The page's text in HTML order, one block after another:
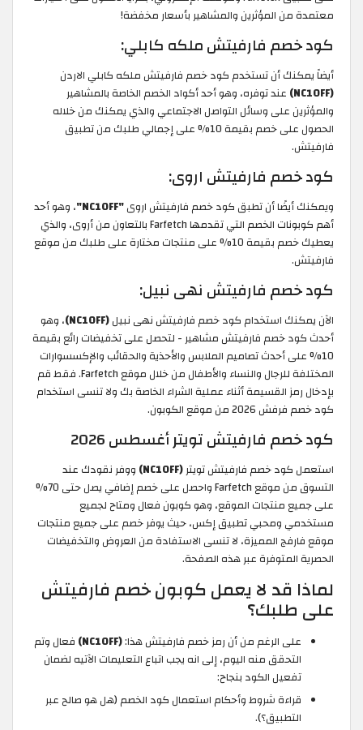
معتمدة من المؤثرين والمشاهير بأسعار مخفضة!
كود خصم فارفيتش ملكه كابلي:
أيضاً يمكنك أن تستخدم كود خصم فارفيتش ملكه كابلي الاردن
(NC10FF)
عند توفره، وهو أحد أكواد الخصم الخاصة بالمشاهير
والمؤثرين على وسائل التواصل الاجتماعي والذي يمكنك من خلاله
الحصول على خصم بقيمة 10% على إجمالي طلبك من تطبيق
فارفيتش.
كود خصم فارفيتش اروى:
ويمكنك أيضًا أن تطبق كود خصم فارفيتش اروى"NC10FF"
، وهو أحد
أهم كوبونات الخصم التي تقدمها Farfetch بالتعاون من أروى، والذي
يعطيك خصم بقيمة 10% على منتجات مختارة على طلبك من موقع
فارفيتش.
كود خصم فارفيتش نهى نبيل:
الآن يمكنك استخدام كود خصم فارفيتش نهى نبيل(NC10FF)
، وهو
أحدث كود خصم فارفيتش مشاهير - لتحصل على تخفيضات رائع بقيمة
10% على أحدث تصاميم الملابس والأحذية والحقائب والإكسسوارات
المختلفة للرجال والنساء والأطفال من خلال موقع Farfetch. فقط قم
بإدخال رمز القسيمة أثناء عملية الشراء الخاصة بك ولا تنسى استخدام
كود خصم فرفش 2026 من موقع الكوبون.
كود خصم فارفيتش تويتر أغسطس 2026
استعمل كود خصم فارفيتش تويتر(NC10FF)
ووفر نقودك عند
التسوق من موقع Farfetch واحصل على خصم إضافي يصل حتى 70%
على جميع منتجات الموقع، وهو كوبون فعال ومتاح لجميع
مستخدمي ومحبي تطبيق إكس، حيث يوفر خصم على جميع منتجات
موقع فارفج المميزة، لا تنسى الاستفادة من العروض والتخفيضات
الحصرية المتوفرة عبر هذه الصفحة.
لماذا قد لا يعمل كوبون خصم فارفيتش
على طلبك؟
على الرغم من أن رمز خصم فارفيتش هذا:(NC10FF)
فعال وتم
التحقق منه اليوم، إلى انه يجب اتباع التعليمات الآتيه لضمان
تفعيل الكود بنجاح:
قراءة شروط وأحكام استعمال كود الخصم (هل هو صالح عبر
التطبيق؟).